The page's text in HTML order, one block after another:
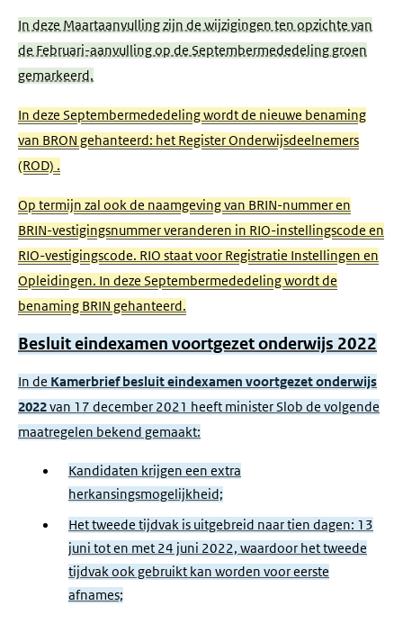
In deze Maartaanvulling zijn de wijzigingen ten opzichte van
de Februari-aanvulling op de Septembermededeling groen
gemarkeerd.
In deze Septembermededeling wordt de nieuwe benaming
van BRON gehanteerd: het Register Onderwijsdeelnemers
(ROD) .
Op termijn zal ook de naamgeving van BRIN-nummer en
BRIN-vestigingsnummer veranderen in RIO-instellingscode en
RIO-vestigingscode. RIO staat voor Registratie Instellingen en
Opleidingen. In deze Septembermededeling wordt de
benaming BRIN gehanteerd.
Besluit eindexamen voortgezet onderwijs 2022
In de Kamerbrief besluit eindexamen voortgezet onderwijs
2022van 17 december 2021 heeft minister Slob de volgende
maatregelen bekend gemaakt:
Kandidaten krijgen een extra
herkansingsmogelijkheid;
Het tweede tijdvak is uitgebreid naar tien dagen: 13
juni tot en met 24 juni 2022, waardoor het tweede
tijdvak ook gebruikt kan worden voor eerste
afnames;